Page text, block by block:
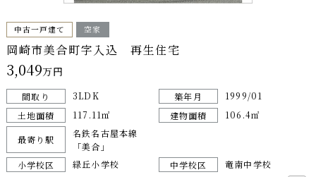
中古一戸建て 空家
岡崎市美合町字入込 再生住宅
3,049万円
間取り 3LDK 築年月
1999/01
土地面積
117.11㎡ 建物面積 106.4㎡
最寄り駅
名鉄名古屋本線
「美合」
小学校区
緑丘小学校 中学校区
竜南中学校